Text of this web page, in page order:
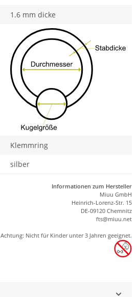
1.6 mm dicke
Klemmring
silber
Informationen zum Hersteller
Miuu GmbH
Heinrich-Lorenz-Str. 15
DE-09120 Chemnitz
fts@miuu.net
Achtung: Nicht für Kinder unter 3 Jahren geeignet.